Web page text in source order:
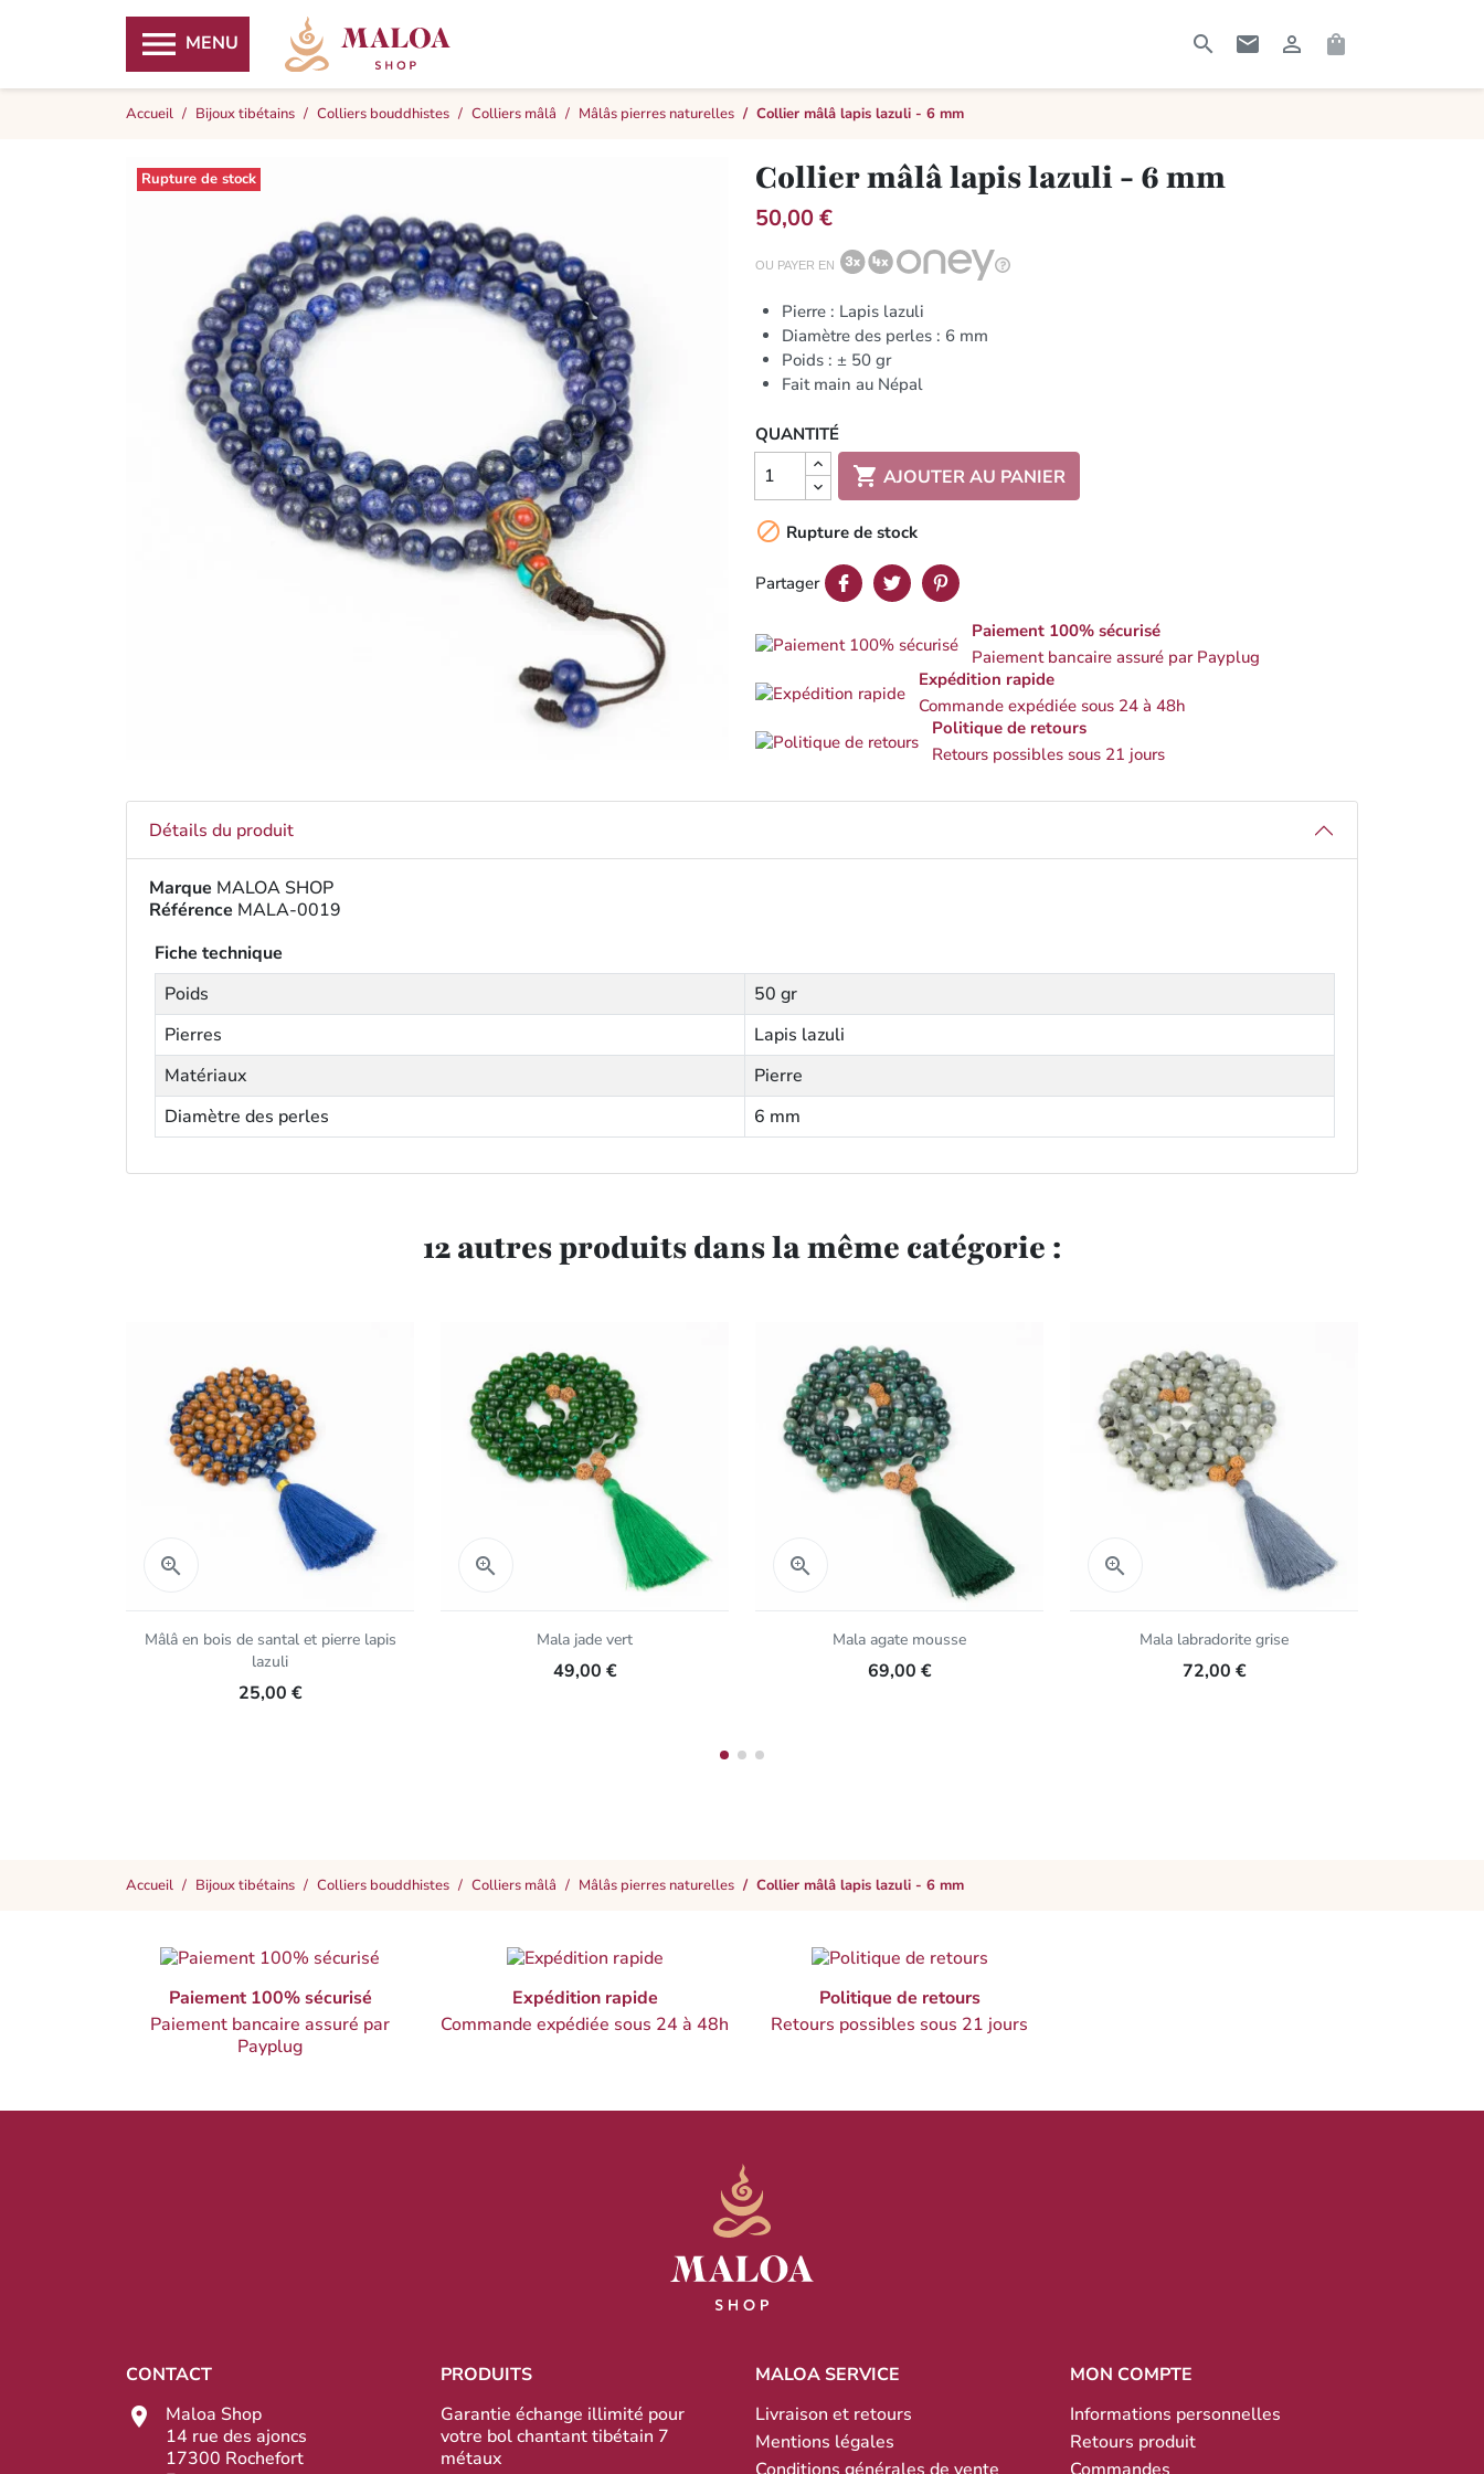
 MENU    
Accueil Bijoux tibétains Colliers bouddhistes Colliers mâlâ Mâlâs pierres naturelles Collier mâlâ lapis lazuli - 6 mm
Rupture de stock Collier mâlâ lapis lazuli - 6 mm
50,00 €
OU PAYER EN
Pierre : Lapis lazuli
Diamètre des perles : 6 mm
Poids : ± 50 gr
Fait main au Népal
QUANTITÉ
 AJOUTER AU PANIER
 Rupture de stock
Partager
Paiement 100% sécurisé
Paiement bancaire assuré par Payplug
Expédition rapide
Commande expédiée sous 24 à 48h
Politique de retours
Retours possibles sous 21 jours
Détails du produit
Marque MALOA SHOP
Référence MALA-0019
Fiche technique
Poids
50 gr
Pierres
Lapis lazuli
Matériaux
Pierre
Diamètre des perles
6 mm
12 autres produits dans la même catégorie :
 Aperçu rapide
Mâlâ en bois de santal et pierre lapis
lazuli
25,00 €

Mala jade vert
49,00 €

Mala agate mousse
69,00 €

Mala labradorite grise
72,00 €
Accueil Bijoux tibétains Colliers bouddhistes Colliers mâlâ Mâlâs pierres naturelles Collier mâlâ lapis lazuli - 6 mm
Paiement 100% sécurisé
Paiement bancaire assuré par
Payplug
Expédition rapide
Commande expédiée sous 24 à 48h
Politique de retours
Retours possibles sous 21 jours
CONTACT
Maloa Shop
14 rue des ajoncs
17300 Rochefort
PRODUITS
Garantie échange illimité pour
votre bol chantant tibétain 7
métaux
MALOA SERVICE
Livraison et retours
Mentions légales
MON COMPTE
Informations personnelles
Retours produit